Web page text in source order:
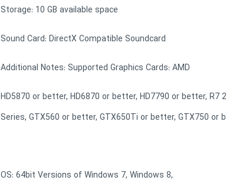
Storage: 10 GB available space
Sound Card: DirectX Compatible Soundcard
Additional Notes: Supported Graphics Cards: AMD
HD5870 or better, HD6870 or better, HD7790 or better,
Series, GTX560 or better, GTX650Ti or better, GTX750 or
,OS: 64bit Versions of Windows 7, Windows 8
حذف کامل صف و زمان انتظار برای تمام فایل‌ها
⚡ ارتقا به حساب VIP و دانلود فوری